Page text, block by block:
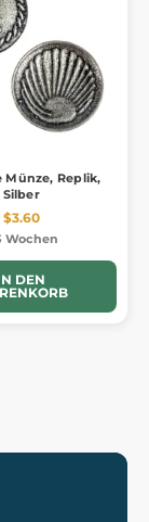
Münze, Replik,
Silber
$3.60
Wochen
DEN